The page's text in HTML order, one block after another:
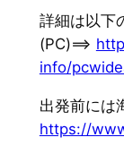
詳細は以下
(PC)==>
info/
出発前には
https://